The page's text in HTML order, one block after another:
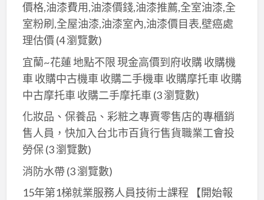
價格,油漆費用,油漆價錢,油漆推薦,全室油漆,全
室粉刷,全屋油漆,油漆室內,油漆價目表,壁癌處
理估價(4 瀏覽數)
宜蘭~花蓮 地點不限 現金高價到府收購 收購機
車 收購中古機車 收購二手機車 收購摩托車 收購
中古摩托車 收購二手摩托車(3 瀏覽數)
化妝品、保養品、彩粧之專賣零售店的專櫃銷
售人員，快加入台北市百貨行售貨職業工會投
勞保(3 瀏覽數)
消防水帶 (3 瀏覽數)
15年第1梯就業服務人員技術士課程 【開始報